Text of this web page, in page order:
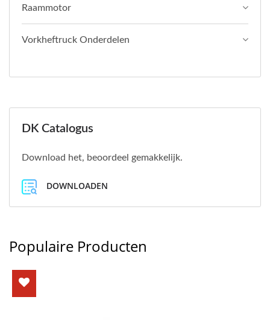
Raammotor
Vorkheftruck Onderdelen
DK Catalogus
Download het, beoordeel gemakkelijk.
DOWNLOADEN
Populaire Producten